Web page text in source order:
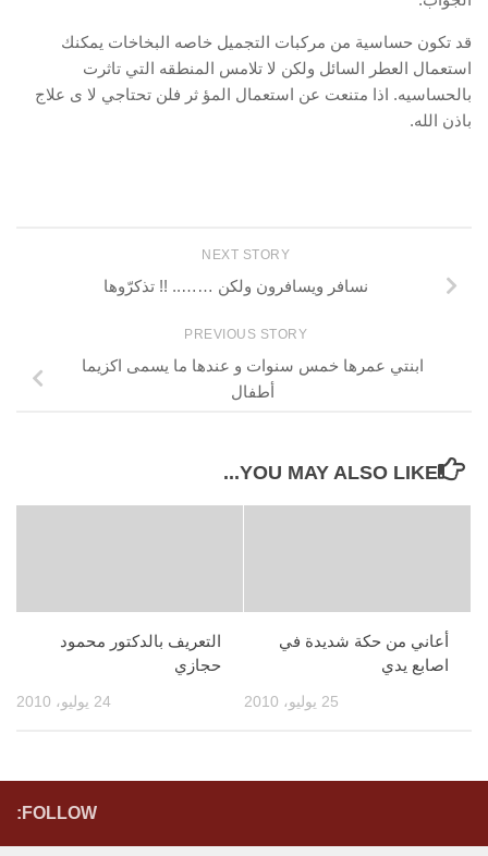
قد تكون حساسية من مركبات التجميل خاصه البخاخات يمكنك
استعمال العطر السائل ولكن لا تلامس المنطقه التي تاثرت
بالحساسيه. اذا متنعت عن استعمال المؤ ثر فلن تحتاجي لا ى علاج
باذن الله.
NEXT STORY
نسافر ويسافرون ولكن …….. !! تذكرّوها
PREVIOUS STORY
ابنتي عمرها خمس سنوات و عندها ما يسمى اكزيما
أطفال
YOU MAY ALSO LIKE...
التعريف بالدكتور محمود
حجازي
24 يوليو، 2010
أعاني من حكة شديدة في
اصابع يدي
25 يوليو، 2010
FOLLOW: